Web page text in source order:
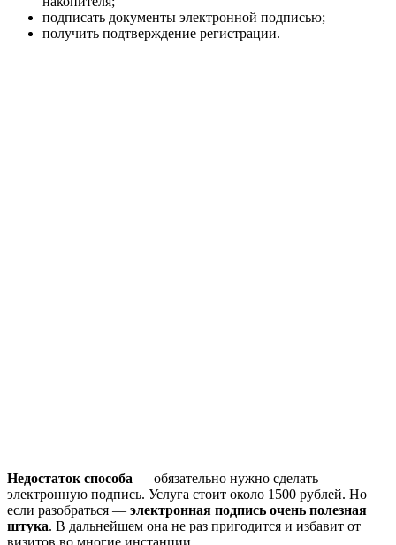
подписать документы электронной подписью;
получить подтверждение регистрации.
Недостаток способа — обязательно нужно сделать
электронную подпись. Услуга стоит около 1500 рублей. Но
если разобраться — электронная подпись очень полезная
штука. В дальнейшем она не раз пригодится и избавит от
визитов во многие инстанции.